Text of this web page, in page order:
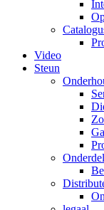
Video
Steun